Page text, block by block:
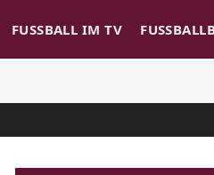
FUSSBALL IM TV